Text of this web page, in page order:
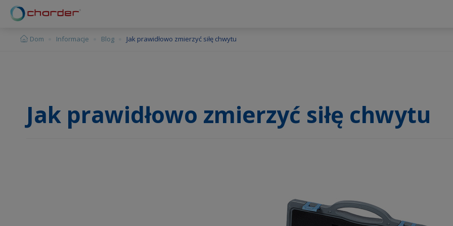
Dom Informacje Blog Jak prawidłowo zmierzyć siłę chwytu
Jak prawidłowo zmierzyć siłę chwytu
Panel zarządzania plikami cookies